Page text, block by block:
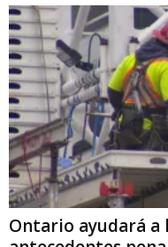
Ontario ayudará a